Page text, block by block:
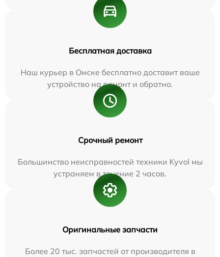
Бесплатная доставка
Наш курьер в Омске бесплатно доставит ваше
устройство на ремонт и обратно.
Срочный ремонт
Большинство неисправностей техники Kyvol мы
устраняем в течение 2 часов.
Оригинальные запчасти
Более 20 тыс. запчастей от производителя в